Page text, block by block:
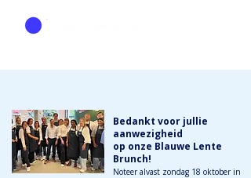
Bedankt voor jullie
aanwezigheid
op onze Blauwe Lente
Brunch!
Noteer alvast zondag 18 oktober in